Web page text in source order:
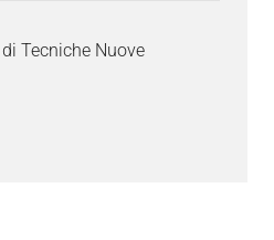
Tecniche Nuove